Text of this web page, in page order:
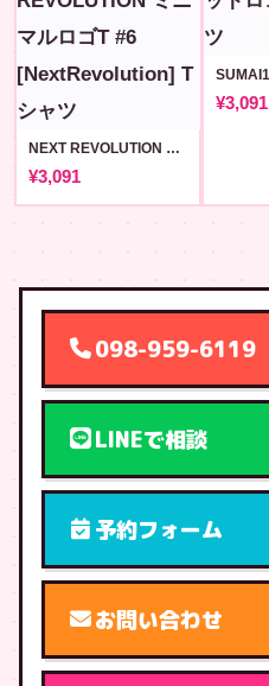
NEXT REVOLUTION ミニマルロゴT #6 [NextRevolution]
¥3,091
¥3,091
098-959-6119
LINEで相談
予約フォーム
お問い合わせ